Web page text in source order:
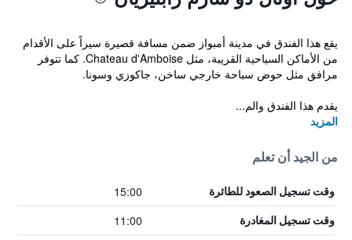
يقع هذا الفندق في مدينة أمبواز ضمن مسافة قصيرة سيراً على الأقدام
من الأماكن السياحية القريبة، مثل Chateau d'Amboise. كما تتوفر
مرافق مثل حوض سباحة خارجي ساخن، جاكوزي وسونا.
يقدم هذا الفندق والم...
المزيد
من الجيد أن تعلم
وقت تسجيل الصعود للطائرة 15:00
وقت تسجيل المغادرة 11:00